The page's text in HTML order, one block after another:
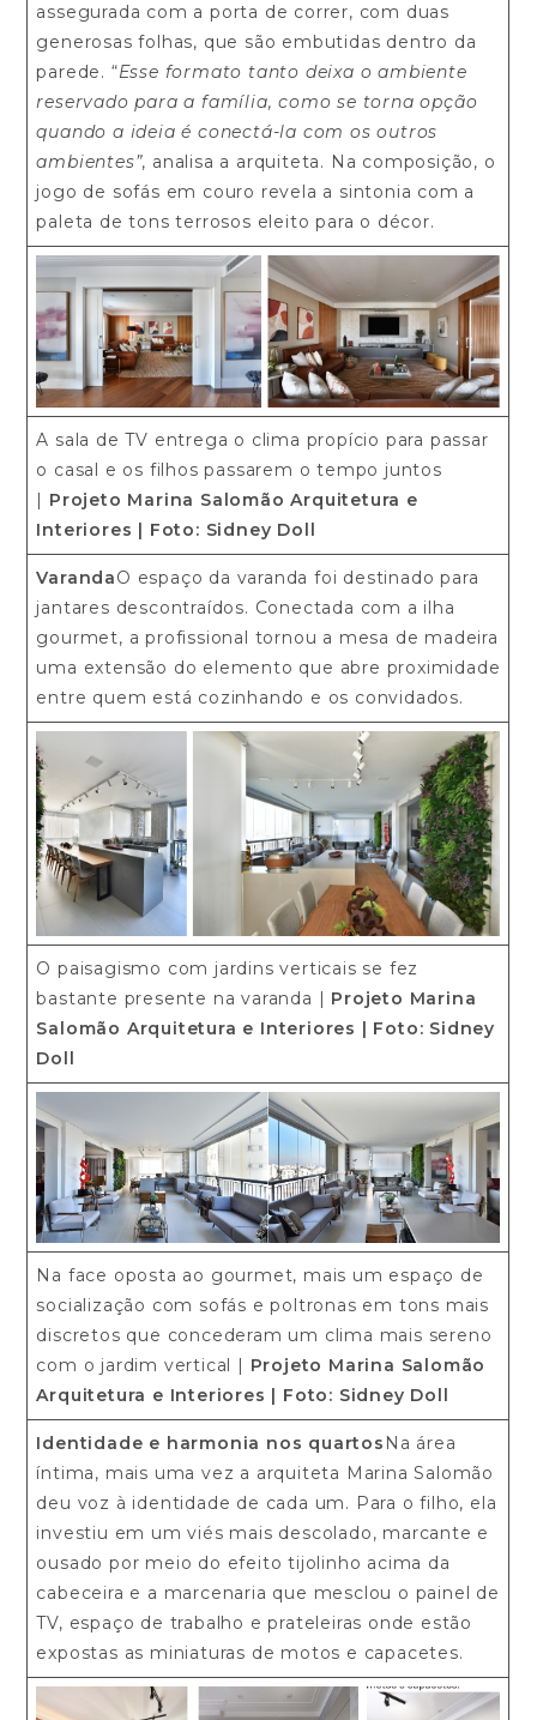
assegurada com a porta de correr, com duas
generosas folhas, que são embutidas dentro da
parede. “Esse formato tanto deixa o ambiente
reservado para a família, como se torna opção
quando a ideia é conectá-la com os outros
ambientes”, analisa a arquiteta. Na composição, o
jogo de sofás em couro revela a sintonia com a
paleta de tons terrosos eleito para o décor.
A sala de TV entrega o clima propício para passar
o casal e os filhos passarem o tempo juntos
| Projeto Marina Salomão Arquitetura e
Interiores | Foto: Sidney Doll
VarandaO espaço da varanda foi destinado para
jantares descontraídos. Conectada com a ilha
gourmet, a profissional tornou a mesa de madeira
uma extensão do elemento que abre proximidade
entre quem está cozinhando e os convidados.
O paisagismo com jardins verticais se fez
bastante presente na varanda | Projeto Marina
Salomão Arquitetura e Interiores | Foto: Sidney
Doll
Na face oposta ao gourmet, mais um espaço de
socialização com sofás e poltronas em tons mais
discretos que concederam um clima mais sereno
com o jardim vertical | Projeto Marina Salomão
Arquitetura e Interiores | Foto: Sidney Doll
Identidade e harmonia nos quartos Na área
íntima, mais uma vez a arquiteta Marina Salomão
deu voz à identidade de cada um. Para o filho, ela
investiu em um viés mais descolado, marcante e
ousado por meio do efeito tijolinho acima da
cabeceira e a marcenaria que mesclou o painel de
TV, espaço de trabalho e prateleiras onde estão
expostas as miniaturas de motos e capacetes.